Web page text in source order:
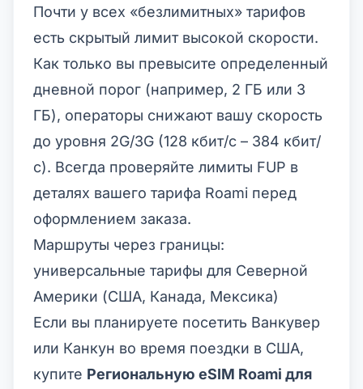
Почти у всех «безлимитных» тарифов
есть скрытый лимит высокой скорости.
Как только вы превысите определенный
дневной порог (например, 2 ГБ или 3
ГБ), операторы снижают вашу скорость
до уровня 2G/3G (128 кбит/с – 384 кбит/
с). Всегда проверяйте лимиты FUP в
деталях вашего тарифа Roami перед
оформлением заказа.
Маршруты через границы:
универсальные тарифы для Северной
Америки (США, Канада, Мексика)
Если вы планируете посетить Ванкувер
или Канкун во время поездки в США,
купите Региональную eSIM Roami для